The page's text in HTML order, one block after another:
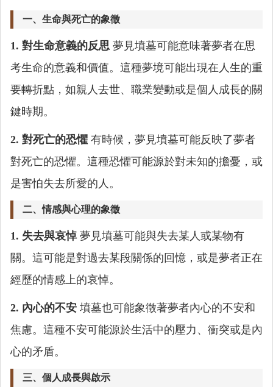
一、生命與死亡的象徵
1. 對生命意義的反思 夢見墳墓可能意味著夢者在思
考生命的意義和價值。這種夢境可能出現在人生的重
要轉折點，如親人去世、職業變動或是個人成長的關
鍵時期。
2. 對死亡的恐懼 有時候，夢見墳墓可能反映了夢者
對死亡的恐懼。這種恐懼可能源於對未知的擔憂，或
是害怕失去所愛的人。
二、情感與心理的象徵
1. 失去與哀悼夢見墳墓可能與失去某人或某物有
關。這可能是對過去某段關係的回憶，或是夢者正在
經歷的情感上的哀悼。
2. 內心的不安 墳墓也可能象徵著夢者內心的不安和
焦慮。這種不安可能源於生活中的壓力、衝突或是內
心的矛盾。
三、個人成長與啟示